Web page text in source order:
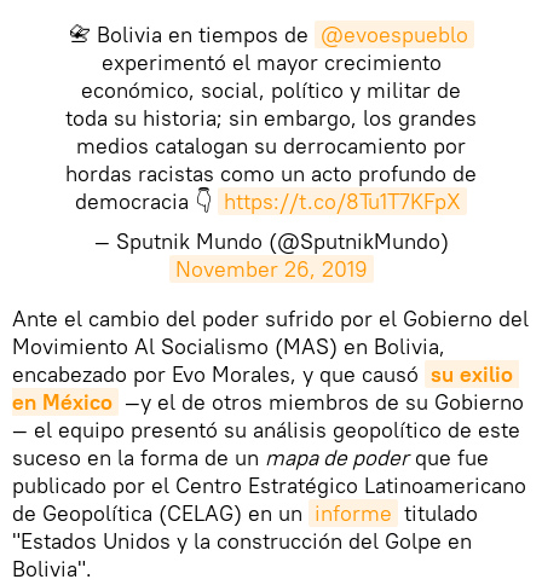
📇 Bolivia en tiempos de @evoespueblo
experimentó el mayor crecimiento
económico, social, político y militar de
toda su historia; sin embargo, los grandes
medios catalogan su derrocamiento por
hordas racistas como un acto profundo de
democracia 👇 https://t.co/8Tu1T7KFpX
— Sputnik Mundo (@SputnikMundo)
November 26, 2019
Ante el cambio del poder sufrido por el Gobierno del
Movimiento Al Socialismo (MAS) en Bolivia,
encabezado por Evo Morales, y que causó su exilio
en México —y el de otros miembros de su Gobierno
— el equipo presentó su análisis geopolítico de este
suceso en la forma de un mapa de poderque fue
publicado por el Centro Estratégico Latinoamericano
de Geopolítica (CELAG) en un informe titulado
"Estados Unidos y la construcción del Golpe en
Bolivia".